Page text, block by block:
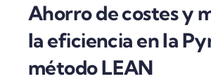
Ahorro de costes y
la eficiencia en la
método LEAN